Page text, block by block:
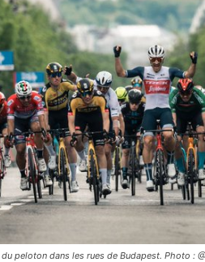
peloton dans les rues de Budapest. Photo :